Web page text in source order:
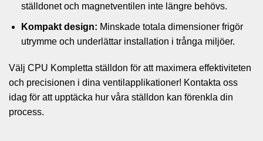
ställdonet och magnetventilen inte längre behövs.
Kompakt design: Minskade totala dimensioner frigör
utrymme och underlättar installation i trånga miljöer.
Välj CPU Kompletta ställdon för att maximera effektiviteten
och precisionen i dina ventilapplikationer! Kontakta oss
idag för att upptäcka hur våra ställdon kan förenkla din
process.